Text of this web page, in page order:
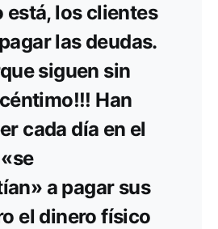
está, los clientes
las deudas.
siguen sin
Han
cada día en el
a pagar sus
el dinero físico